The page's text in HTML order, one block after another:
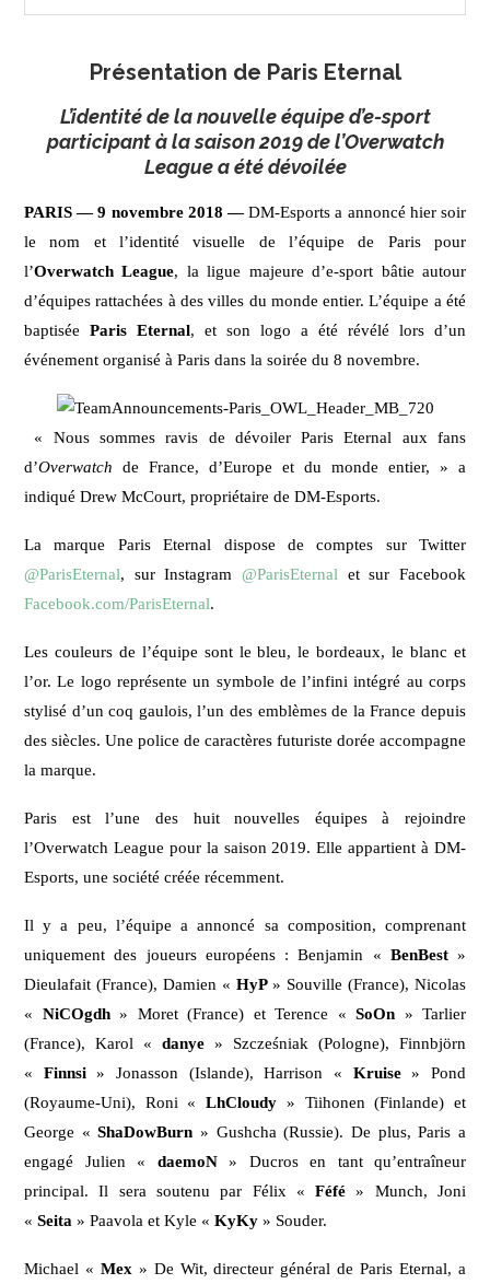
Présentation de Paris Eternal
L’identité de la nouvelle équipe d’e-sport
participant à la saison 2019 de l’Overwatch
League a été dévoilée
PARIS — 9 novembre 2018 —DM-Esports a annoncé hier soir
le nom et l’identité visuelle de l’équipe de Paris pour
l’Overwatch League, la ligue majeure d’e-sport bâtie autour
d’équipes rattachées à des villes du monde entier. L’équipe a été
baptisée Paris Eternal, et son logo a été révélé lors d’un
événement organisé à Paris dans la soirée du 8 novembre.
« Nous sommes ravis de dévoiler Paris Eternal aux fans
d’Overwatch de France, d’Europe et du monde entier, » a
indiqué Drew McCourt, propriétaire de DM-Esports.
La marque Paris Eternal dispose de comptes sur Twitter
@ParisEternal, sur Instagram @ParisEternal et sur Facebook
Facebook.com/ParisEternal.
Les couleurs de l’équipe sont le bleu, le bordeaux, le blanc et
l’or. Le logo représente un symbole de l’infini intégré au corps
stylisé d’un coq gaulois, l’un des emblèmes de la France depuis
des siècles. Une police de caractères futuriste dorée accompagne
la marque.
Paris est l’une des huit nouvelles équipes à rejoindre
l’Overwatch League pour la saison 2019. Elle appartient à DM-
Esports, une société créée récemment.
Il y a peu, l’équipe a annoncé sa composition, comprenant
uniquement des joueurs européens : Benjamin « BenBest»
Dieulafait (France), Damien « HyP» Souville (France), Nicolas
« NiCOgdh» Moret (France) et Terence « SoOn » Tarlier
(France), Karol « danye » Szcześniak (Pologne), Finnbjörn
« Finnsi» Jonasson (Islande), Harrison « Kruise» Pond
(Royaume-Uni), Roni «LhCloudy » Tiihonen (Finlande) et
George «ShaDowBurn » Gushcha (Russie). De plus, Paris a
engagé Julien « daemoN» Ducros en tant qu’entraîneur
principal. Il sera soutenu par Félix «Féfé » Munch, Joni
« Seita » Paavola et Kyle « KyKy » Souder.
Michael « Mex » De Wit, directeur général de Paris Eternal, a